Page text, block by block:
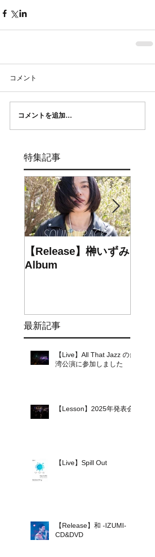
コメント
コメントを追加…
特集記事
【Release】榊いずみ
Album
最新記事
【Live】All That Jazz の台
湾公演に参加しました
【Lesson】2025年発表会
【Live】Spill Out
【Release】和 -IZUMI-
CD&DVD